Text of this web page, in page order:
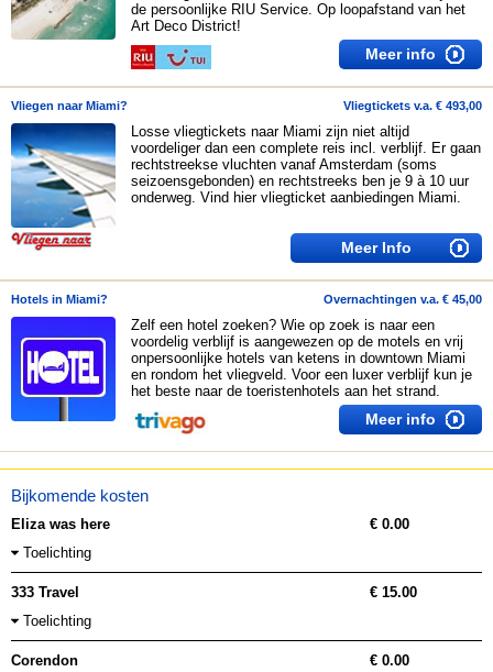
de persoonlijke RIU Service. Op loopafstand van het
Art Deco District!
Meer info
Vliegen naar Miami? Vliegtickets v.a. € 493,00
Losse vliegtickets naar Miami zijn niet altijd
voordeliger dan een complete reis incl. verblijf. Er gaan
rechtstreekse vluchten vanaf Amsterdam (soms
seizoensgebonden) en rechtstreeks ben je 9 à 10 uur
onderweg. Vind hier vliegticket aanbiedingen Miami.
Meer Info
Hotels in Miami? Overnachtingen v.a. € 45,00
Zelf een hotel zoeken? Wie op zoek is naar een
voordelig verblijf is aangewezen op de motels en vrij
onpersoonlijke hotels van ketens in downtown Miami
en rondom het vliegveld. Voor een luxer verblijf kun je
het beste naar de toeristenhotels aan het strand.
Meer info
Bijkomende kosten
Eliza was here
€ 0.00
Toelichting
333 Travel
€ 15.00
Toelichting
Corendon
€ 0.00